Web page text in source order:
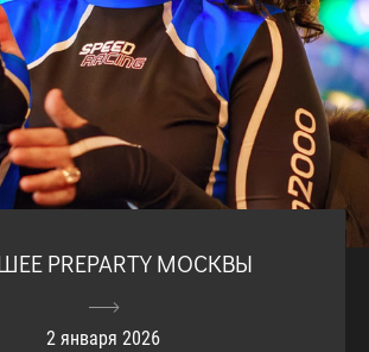
PREPARTY МОСКВЫ
2 января 2026